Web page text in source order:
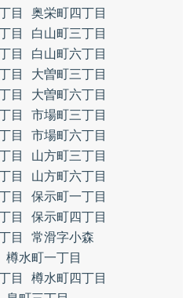
目
奥栄町四丁目
目
白山町三丁目
目
白山町六丁目
目
大曽町三丁目
目
大曽町六丁目
目
市場町三丁目
目
市場町六丁目
目
山方町三丁目
目
山方町六丁目
目
保示町一丁目
目
保示町四丁目
目
常滑字小森
樽水町一丁目
目
樽水町四丁目